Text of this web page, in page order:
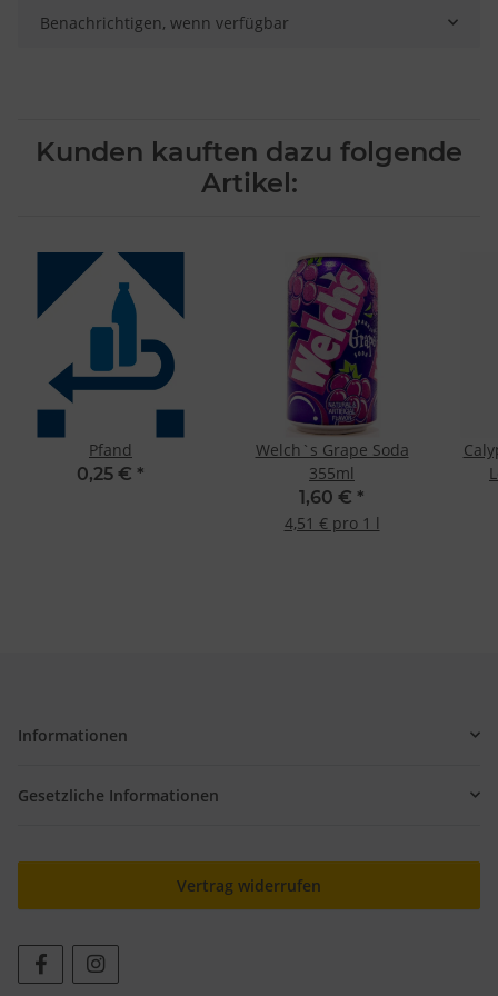
Benachrichtigen, wenn verfügbar
Kunden kauften dazu folgende
Artikel:
Pfand
0,25 € *
Welch`s Grape Soda
355ml
1,60 € *
4,51 € pro 1 l
Informationen
Gesetzliche Informationen
Vertrag widerrufen